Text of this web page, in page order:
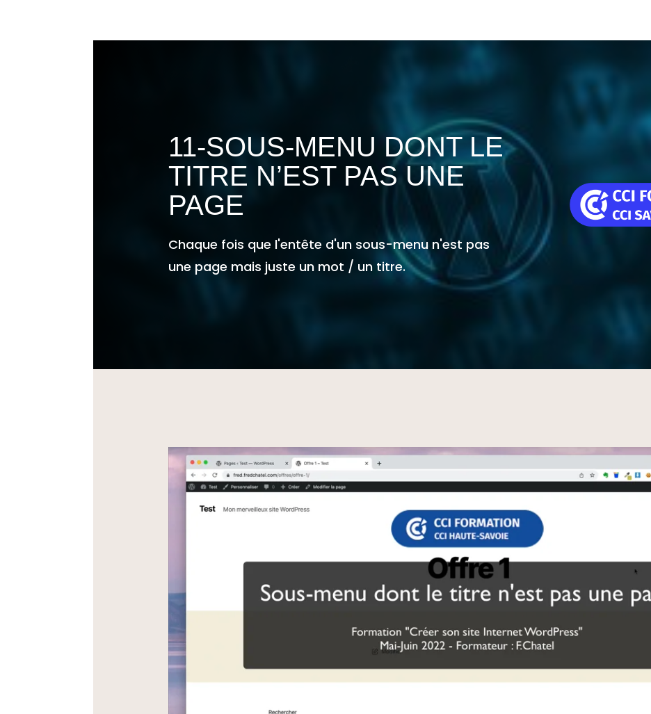
11-SOUS-MENU DONT LE
TITRE N’EST PAS UNE
PAGE
Chaque fois que l'entête d'un sous-menu n'est pas
une page mais juste un mot / un titre.